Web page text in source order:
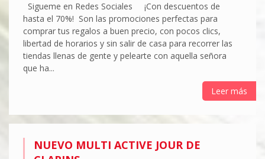
Sigueme en Redes Sociales ¡Con descuentos de
hasta el 70%! Son las promociones perfectas para
comprar tus regalos a buen precio, con pocos clics,
libertad de horarios y sin salir de casa para recorrer las
tiendas llenas de gente y pelearte con aquella señora
que ha...
Leer más
NUEVO MULTI ACTIVE JOUR DE